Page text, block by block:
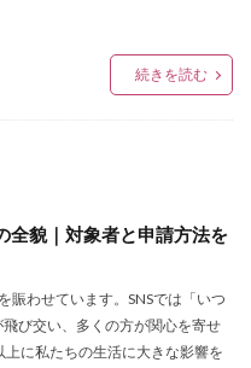
続きを読む
全貌｜対象者と申請方法を
賑わせています。SNSでは「いつ
び交い、多くの方が関心を寄せ
に私たちの生活に大きな影響を